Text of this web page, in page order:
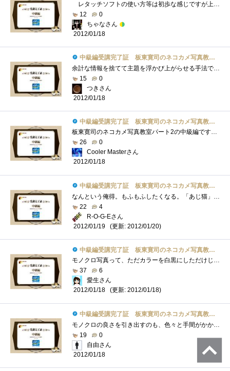
レタッチソフトの使い方等は初歩な感じですが上級になると凄い事になるのかなo(^o^)o猫がいっぱいで写真を見ながら読んでいくだけでもとても�...
12
0
ちゃなさん
2012/01/18
中級編受講完了証 板東寛司のネコカメ写真教室パート2
余計な情報を捨てて主題を浮かび上がらせる手法ですね。今回の教室では色を無くすことで猫を引き立ててます。いまいちなカラー画像もモノク�...
15
0
つきさん
2012/01/18
中級編受講完了証 板東寛司のネコカメ写真教室パート2
板東寛司のネコカメ写真教室パート2の中級編です！講座は以下の3点が主な内容。①あじ猫の撮り方②モノクロの写真の加工方法③スライドショー...
26
0
Cooler Masterさん
2012/01/18
中級編受講完了証 板東寛司のネコカメ写真教室パート2
なんという俺得。もふもふしたくなる。「あじ猫」か…。猫飼ってない、猫カフェもないので無理だったなぁ(´ﾟ'ωﾟ`)ｼｮﾎﾞｰﾝというわ�...
22
4
R-O-G-Eさん
2012/01/19
(更新: 2012/01/20)
中級編受講完了証 板東寛司のネコカメ写真教室パート2
モノクロ写真って、ただカラーを白黒にしただけじゃなく、色々と調整してふわふわにしてるんですね。LightRoom3でモノクロ化してるけど・・・PSE1...
37
6
愛生さん
2012/01/18
(更新: 2012/01/18)
中級編受講完了証 板東寛司のネコカメ写真教室パート2
モノクロの良さを引き出すのも、色々と手間がかかるんだな～デジカメのモノクロモードで撮影した場合と比較して実施に仕上がりに差が出るの�...
19
0
自由さん
2012/01/18